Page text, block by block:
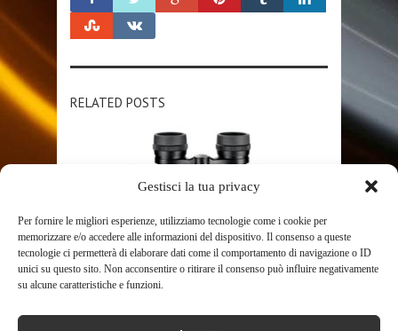
Gestisci la tua privacy
Per fornire le migliori esperienze, utilizziamo tecnologie come i cookie per
memorizzare e/o accedere alle informazioni del dispositivo. Il consenso a queste
tecnologie ci permetterà di elaborare dati come il comportamento di navigazione o ID
unici su questo sito. Non acconsentire o ritirare il consenso può influire negativamente
su alcune caratteristiche e funzioni.
RELATED POSTS
SHOP
HABICHT 10×40 W